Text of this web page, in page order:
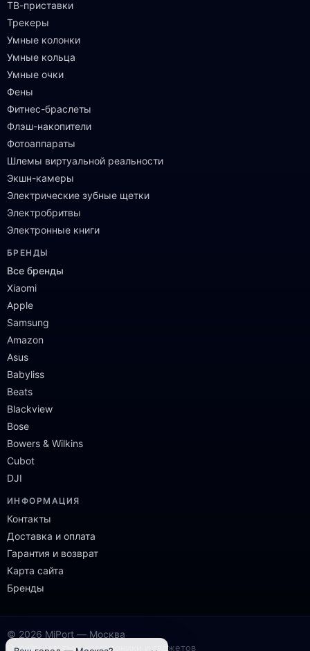
ТВ-приставки
Трекеры
Умные колонки
Умные кольца
Умные очки
Фены
Фитнес-браслеты
Флэш-накопители
Фотоаппараты
Шлемы виртуальной реальности
Экшн-камеры
Электрические зубные щетки
Электробритвы
Электронные книги
БРЕНДЫ
Все бренды
Xiaomi
Apple
Samsung
Amazon
Asus
Babyliss
Beats
Blackview
Bose
Bowers & Wilkins
Cubot
DJI
ИНФОРМАЦИЯ
Контакты
Доставка и оплата
Гарантия и возврат
Карта сайта
Бренды
© 2026 MiPort — Москва
Онлайн-магазин электроники и гаджетов